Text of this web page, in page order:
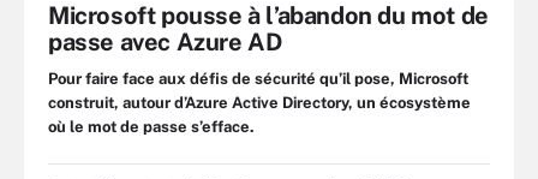
Microsoft pousse à l’abandon du mot de
passe avec Azure AD
Pour faire face aux défis de sécurité qu’il pose, Microsoft
construit, autour d’Azure Active Directory, un écosystème
où le mot de passe s’efface.